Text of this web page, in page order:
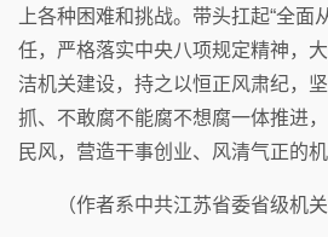
上各种困难和挑战。带头扛起“全面
任，严格落实中央八项规定精神，
洁机关建设，持之以恒正风肃纪，
抓、不敢腐不能腐不想腐一体推进
民风，营造干事创业、风清气正的机
（作者系中共江苏省委省级机